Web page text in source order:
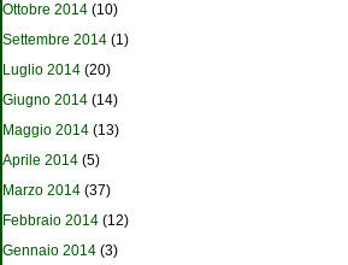
Ottobre 2014 (10)
Settembre 2014 (1)
Luglio 2014 (20)
Giugno 2014 (14)
Maggio 2014 (13)
Aprile 2014 (5)
Marzo 2014 (37)
Febbraio 2014 (12)
Gennaio 2014 (3)